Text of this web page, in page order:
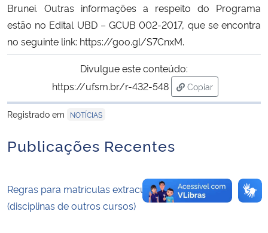
Secretaria de Governo
Gabinete de Segurança Institucional
Advocacia-Geral da União
Banco Central do Brasil
Brunei. Outras informações a respeito do Programa
estão no Edital UBD – GCUB 002-2017, que se encontra
no seguinte link: https://goo.gl/S7CnxM.
Divulgue este conteúdo:
https://ufsm.br/r-432-548
Copiar
para área de
Registrado em
NOTÍCIAS
Publicações Recentes
Regras para matrículas extracurriculares 2024/1
(disciplinas de outros cursos)